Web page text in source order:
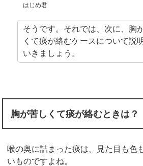
はじめ君
そうです。それでは、次に、胸
くて痰が絡むケースについて説
いきましょう。
胸が苦しくて痰が絡むときは？
喉の奥に詰まった痰は、見た目も色
いものですよね。